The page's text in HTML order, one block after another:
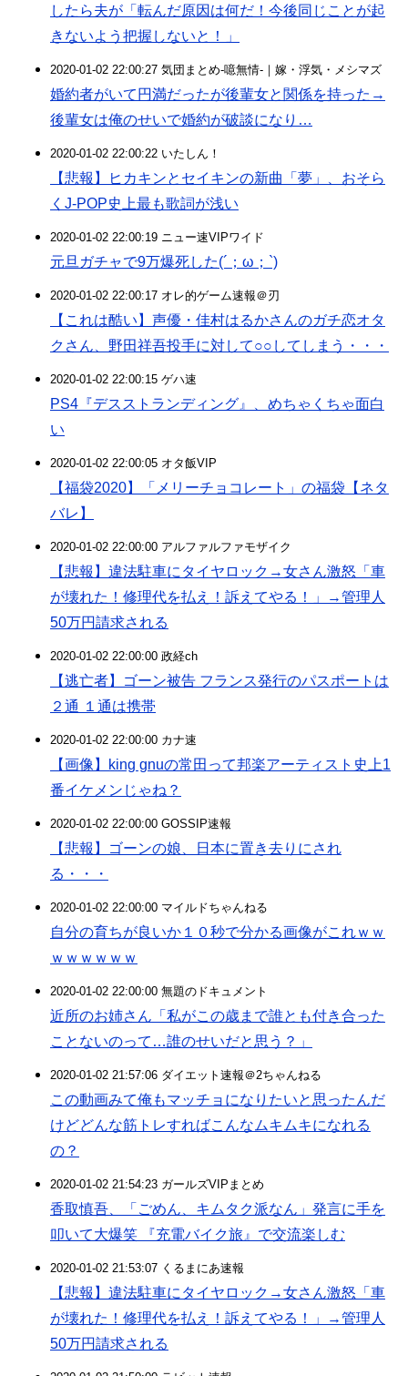
したら夫が「転んだ原因は何だ！今後同じことが起
きないよう把握しないと！」
2020-01-02 22:00:27 気団まとめ-噫無情-｜嫁・浮気・メシマズ
婚約者がいて円満だったが後輩女と関係を持った→
後輩女は俺のせいで婚約が破談になり…
2020-01-02 22:00:22 いたしん！
【悲報】ヒカキンとセイキンの新曲「夢」、おそら
くJ-POP史上最も歌詞が浅い
2020-01-02 22:00:19 ニュー速VIPワイド
元旦ガチャで9万爆死した(´；ω；`)
2020-01-02 22:00:17 オレ的ゲーム速報＠刃
【これは酷い】声優・佳村はるかさんのガチ恋オタ
クさん、野田祥吾投手に対して○○してしまう・・・
2020-01-02 22:00:15 ゲハ速
PS4『デスストランディング』、めちゃくちゃ面白
い
2020-01-02 22:00:05 オタ飯VIP
【福袋2020】「メリーチョコレート」の福袋【ネタ
バレ】
2020-01-02 22:00:00 アルファルファモザイク
【悲報】違法駐車にタイヤロック→女さん激怒「車
が壊れた！修理代を払え！訴えてやる！」→管理人
50万円請求される
2020-01-02 22:00:00 政経ch
【逃亡者】ゴーン被告 フランス発行のパスポートは
２通 １通は携帯
2020-01-02 22:00:00 カナ速
【画像】king gnuの常田って邦楽アーティスト史上1
番イケメンじゃね？
2020-01-02 22:00:00 GOSSIP速報
【悲報】ゴーンの娘、日本に置き去りにされ
る・・・
2020-01-02 22:00:00 マイルドちゃんねる
自分の育ちが良いか１０秒で分かる画像がこれｗｗ
ｗｗｗｗｗｗ
2020-01-02 22:00:00 無題のドキュメント
近所のお姉さん「私がこの歳まで誰とも付き合った
ことないのって…誰のせいだと思う？」
2020-01-02 21:57:06 ダイエット速報＠2ちゃんねる
この動画みて俺もマッチョになりたいと思ったんだ
けどどんな筋トレすればこんなムキムキになれる
の？
2020-01-02 21:54:23 ガールズVIPまとめ
香取慎吾、「ごめん、キムタク派なん」発言に手を
叩いて大爆笑 『充電バイク旅』で交流楽しむ
2020-01-02 21:53:07 くるまにあ速報
【悲報】違法駐車にタイヤロック→女さん激怒「車
が壊れた！修理代を払え！訴えてやる！」→管理人
50万円請求される